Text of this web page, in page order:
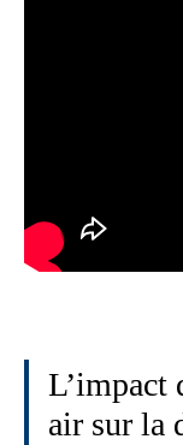
L’impact
air sur la